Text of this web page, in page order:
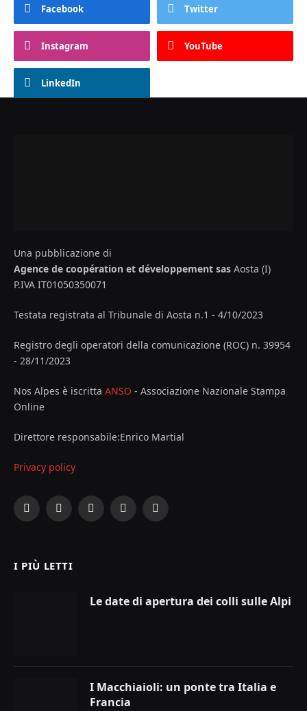
Facebook Twitter
Instagram YouTube
LinkedIn
Una pubblicazione di
Agence de coopération et développement sas Aosta (I)
P.IVA IT01050350071
Testata registrata al Tribunale di Aosta n.1 - 4/10/2023
Registro degli operatori della comunicazione (ROC) n. 39954
- 28/11/2023
Nos Alpes è iscritta ANSO - Associazione Nazionale Stampa
Online
Direttore responsabile:Enrico Martial
Privacy policy
Facebook
X
InstagramYouTubeLinkedIn
I PIÙ LETTI
Le date di apertura dei colli sulle Alpi
I Macchiaioli: un ponte tra Italia e
Francia